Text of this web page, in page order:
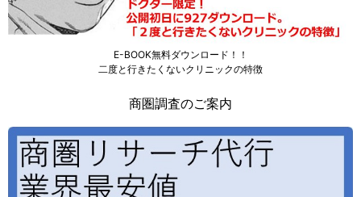
E-BOOK無料ダウンロード！！
二度と行きたくないクリニックの特徴
商圏調査のご案内